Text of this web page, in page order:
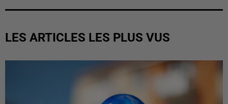
LES ARTICLES LES PLUS VUS